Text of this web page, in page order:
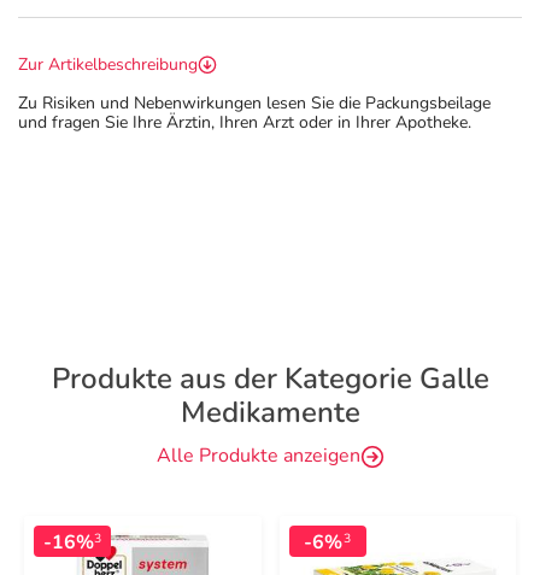
Zur Artikelbeschreibung
Zu Risiken und Nebenwirkungen lesen Sie die Packungsbeilage
und fragen Sie Ihre Ärztin, Ihren Arzt oder in Ihrer Apotheke.
Produkte aus der Kategorie Galle
Medikamente
Alle Produkte anzeigen
-16%3 -6%3